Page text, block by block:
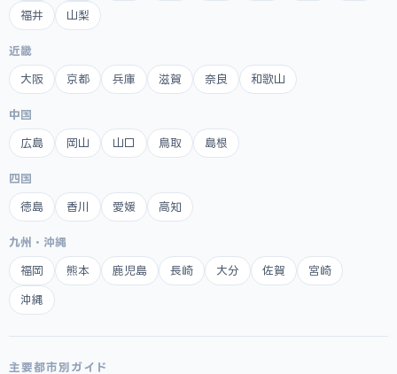
福井 山梨
近畿
大阪 京都 兵庫 滋賀 奈良 和歌山
中国
広島 岡山 山口 鳥取 島根
四国
徳島 香川 愛媛 高知
九州・沖縄
福岡 熊本 鹿児島 長崎 大分 佐賀 宮崎
沖縄
主要都市別ガイド